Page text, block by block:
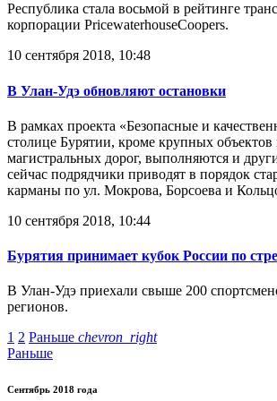
Республика стала восьмой в рейтинге
корпорации PricewaterhouseCoopers.
10 сентября 2018, 10:48
В Улан-Удэ обновляют остановки
В рамках проекта «Безопасные и
столице Бурятии, кроме крупных объектов
магистральных дорог, выполняются и
сейчас подрядчики приводят в порядок
карманы по ул. Мокрова, Борсоева и
10 сентября 2018, 10:44
Бурятия принимает кубок России по
В Улан-Удэ приехали свыше 200
регионов.
1 2 Раньше chevron_right
Раньше
Сентябрь 2018 года